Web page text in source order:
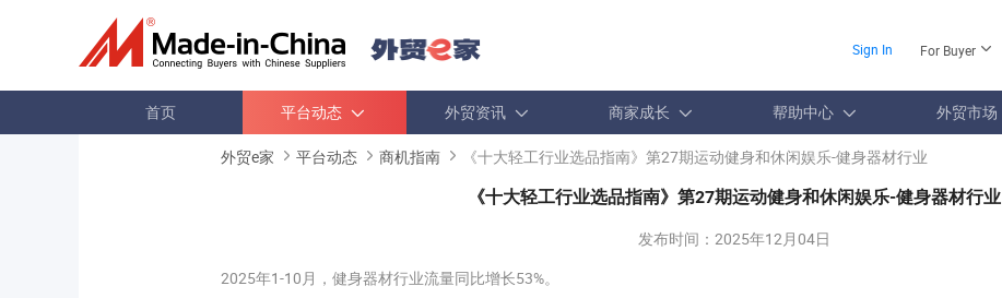
Sign In For Buyer
首页 平台动态 外贸资讯 商家成长 帮助中心 外贸市场
外贸e家 平台动态 商机指南
《十大轻工行业选品指南》第27期运动健身和休闲娱乐-健身器材行业
《十大轻工行业选品指南》第27期运动健身和休闲娱乐-健身器材行业
发布时间： 2025年12月04日
2025年1-10月，健身器材行业流量同比增长53%。